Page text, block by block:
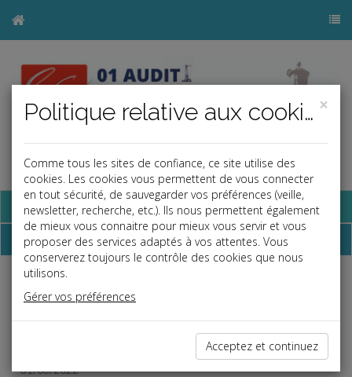
j
a
Base documentaire
Dépêches
Liste des dernières dépêches
31/03/2022
×
Politique relative aux cookies
Comme tous les sites de confiance, ce site utilise des
cookies. Les cookies vous permettent de vous connecter
en tout sécurité, de sauvegarder vos préférences (veille,
newsletter, recherche, etc.). Ils nous permettent également
de mieux vous connaitre pour mieux vous servir et vous
proposer des services adaptés à vos attentes. Vous
conserverez toujours le contrôle des cookies que nous
utilisons.
Gérer vos préférences
Acceptez et continuez